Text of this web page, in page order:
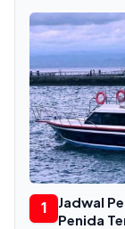
1
Jadwal
Penida